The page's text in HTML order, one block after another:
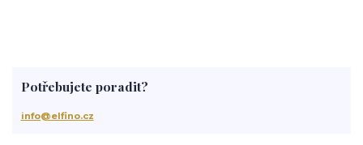
Potřebujete poradit?
info@elfino.cz